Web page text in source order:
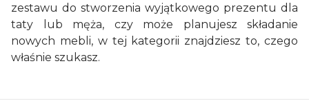
zestawu do stworzenia wyjątkowego prezentu dla
taty lub męża, czy może planujesz składanie
nowych mebli, w tej kategorii znajdziesz to, czego
właśnie szukasz.